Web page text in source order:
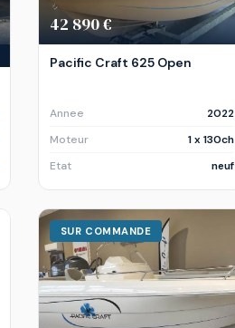
42 890 €
Pacific Craft 625 Open
Annee
2022
Moteur
1 x 130ch
Etat
neuf
SUR COMMANDE